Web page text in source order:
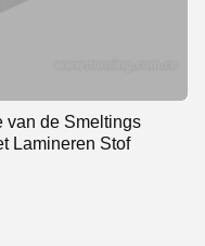
van de Smeltings
Lamineren Stof